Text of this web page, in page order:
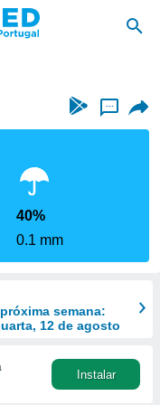
...
40%
0.1 mm
semana:
12 de agosto
Instalar